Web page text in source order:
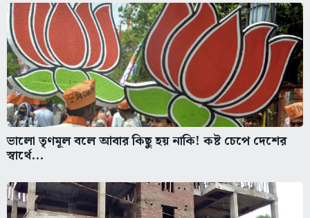
ভালো তৃণমূল বলে আবার কিছু হয় নাকি! কষ্ট চেপে দেশের
স্বার্থে...